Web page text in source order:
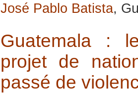
José Pablo Batista,
Guatemala :
projet de
passé de